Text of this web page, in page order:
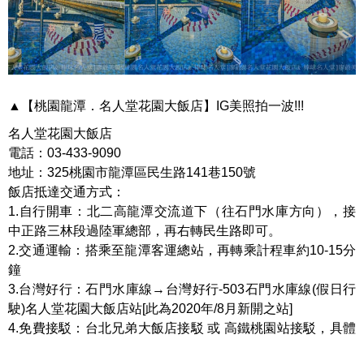
▲【桃園龍潭．名人堂花園大飯店】IG美照拍一波!!!
名人堂花園大飯店
電話：03-433-9090
地址：325桃園市龍潭區民生路141巷150號
飯店抵達交通方式：
1.自行開車：北二高龍潭交流道下（往石門水庫方向），接
中正路三林段過陸軍總部，再右轉民生路即可。
2.交通運輸：搭乘至龍潭客運總站，再轉乘計程車約10-15分
鐘
3.台灣好行：石門水庫線→台灣好行-503石門水庫線(假日行
駛)名人堂花園大飯店站[此為2020年/8月新開之站]
4.免費接駁：台北兄弟大飯店接駁 或 高鐵桃園站接駁，具體